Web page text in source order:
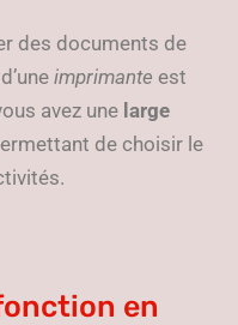
des documents de
imprimante est
avez une large
de choisir le
en